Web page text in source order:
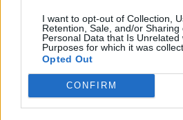
I want to opt-out of Collection,
Retention, Sale, and/or Sharing
Personal Data that Is Unrelated
Purposes for which it was
Opted Out
CONFIRM
παραμείνει περιορισμένη.
Για μια ισορροπημένη
πολιτική πρόκληση είναι
δόμηση, όπου χρειάζεται, και